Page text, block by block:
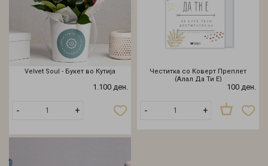
Velvet Soul - Букет во Кутија
1.100 ден.
- +
Честитка со Коверт Преплет
(Алал Да Ти Е)
100 ден.
- +